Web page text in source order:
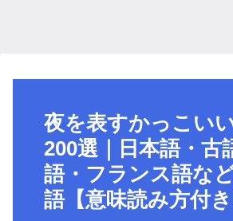
夜を表すかっこい
200選｜日本語・古
語・フランス語な
語【意味読み方付き